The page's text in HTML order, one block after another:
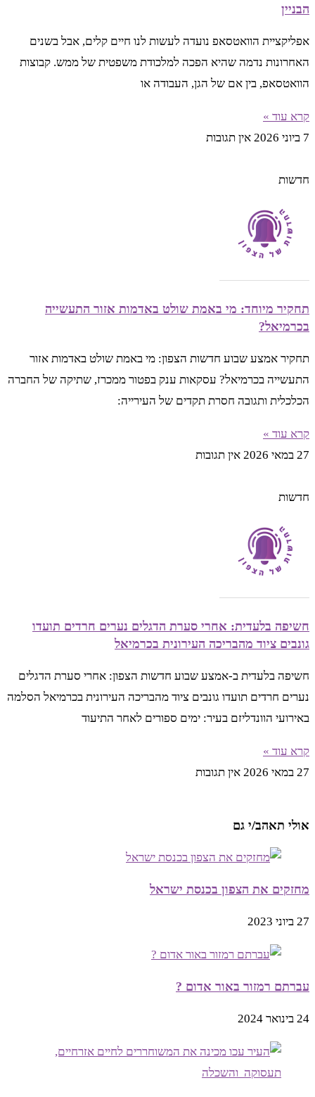
הבניין
אפליקציית הוואטסאפ נועדה לעשות לנו חיים קלים, אבל בשנים
האחרונות נדמה שהיא הפכה למלכודת משפטית של ממש. קבוצות
הוואטסאפ, בין אם של הגן, העבודה או
קרא עוד »
7 ביוני 2026
אין תגובות
חדשות
תחקיר מיוחד: מי באמת שולט באדמות אזור התעשייה
בכרמיאל?
תחקיר אמצע שבוע חדשות הצפון: מי באמת שולט באדמות אזור
התעשייה בכרמיאל? עסקאות ענק בפטור ממכרז, שתיקה של החברה
הכלכלית ותגובה חסרת תקדים של העירייה:
קרא עוד »
27 במאי 2026
אין תגובות
חדשות
חשיפה בלעדית: אחרי סערת הדגלים נערים חרדים תועדו
גונבים ציוד מהבריכה העירונית בכרמיאל
חשיפה בלעדית ב-אמצע שבוע חדשות הצפון: אחרי סערת הדגלים
נערים חרדים תועדו גונבים ציוד מהבריכה העירונית בכרמיאל הסלמה
באירועי הוונדליזם בעיר: ימים ספורים לאחר התיעוד
קרא עוד »
27 במאי 2026
אין תגובות
אולי תאהב/י גם
מחזקים את הצפון בכנסת ישראל
27 ביוני 2023
עברתם רמזור באור אדום ?
24 בינואר 2024